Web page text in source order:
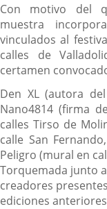
Con motivo del
muestra
vinculados al
calles de
certamen
Den XL (autora
Nano4814 (firma
calles Tirso de
calle San
Peligro (mural en
Torquemada junto
creadores
ediciones